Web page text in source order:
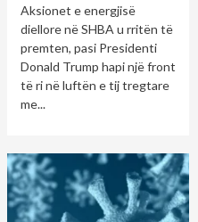
Aksionet e energjisë
diellore në SHBA u rritën të
premten, pasi Presidenti
Donald Trump hapi një front
të ri në luftën e tij tregtare
me...